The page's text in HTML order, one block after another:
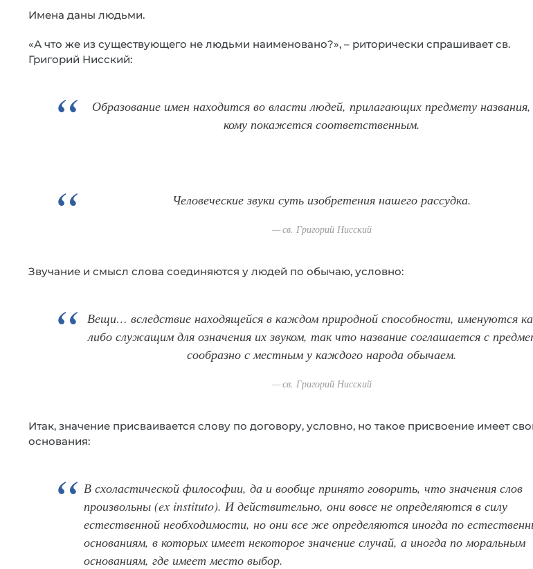
Имена даны людьми.
«А что же из существующего не людьми наименовано?», – риторически спрашивает св.
Григорий Нисский:
Образование имен находится во власти людей, прилагающих предмету названия,
кому покажется соответственным.
Человеческие звуки суть изобретения нашего рассудка.
св. Григорий Нисский
Звучание и смысл слова соединяются у людей по обычаю, условно:
Вещи… вследствие находящейся в каждом природной способности, именуются
либо служащим для означения их звуком, так что название соглашается с
сообразно с местным у каждого народа обычаем.
св. Григорий Нисский
Итак, значение присваивается слову по договору, условно, но такое присвоение имеет
основания:
В схоластической философии, да и вообще принято говорить, что значения слов
произвольны (ex instituto). И действительно, они вовсе не определяются в силу
естественной необходимости, но они все же определяются иногда по
основаниям, в которых имеет некоторое значение случай, а иногда по моральным
основаниям, где имеет место выбор.